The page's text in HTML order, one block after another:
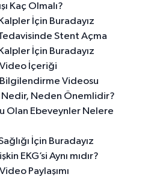
Kaç Olmalı?
İçin Buradayız
Stent Açma
İçin Buradayız
İçeriği
Videosu
Neden Önemlidir?
Olan Ebeveynler Nelere
İçin Buradayız
EKG’si Aynı mıdır?
Paylaşımı